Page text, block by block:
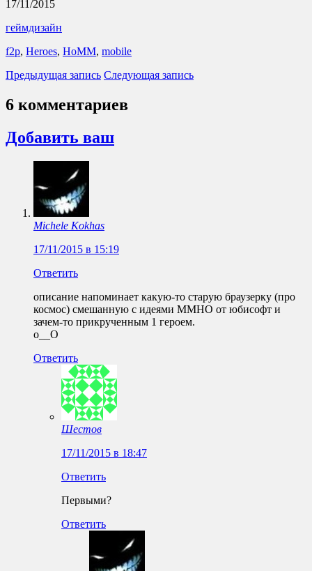
17/11/2015
геймдизайн
f2p, Heroes, HoMM, mobile
Предыдущая запись Следующая запись
6 комментариев
Добавить ваш
Michele Kokhas
17/11/2015 в 15:19
Ответить
описание напоминает какую-то старую браузерку (про
космос) смешанную с идеями MMHO от юбисофт и
зачем-то прикрученным 1 героем.
о__О
Ответить
Шестов
17/11/2015 в 18:47
Ответить
Первыми?
Ответить